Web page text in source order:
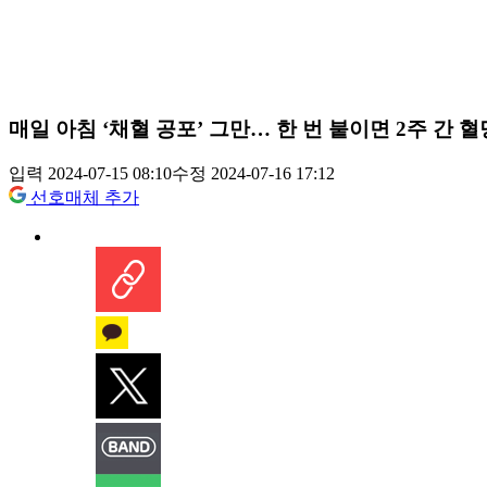
매일 아침 ‘채혈 공포’ 그만… 한 번 붙이면 2주 간 혈
입력 2024-07-15 08:10수정 2024-07-16 17:12
선호매체 추가